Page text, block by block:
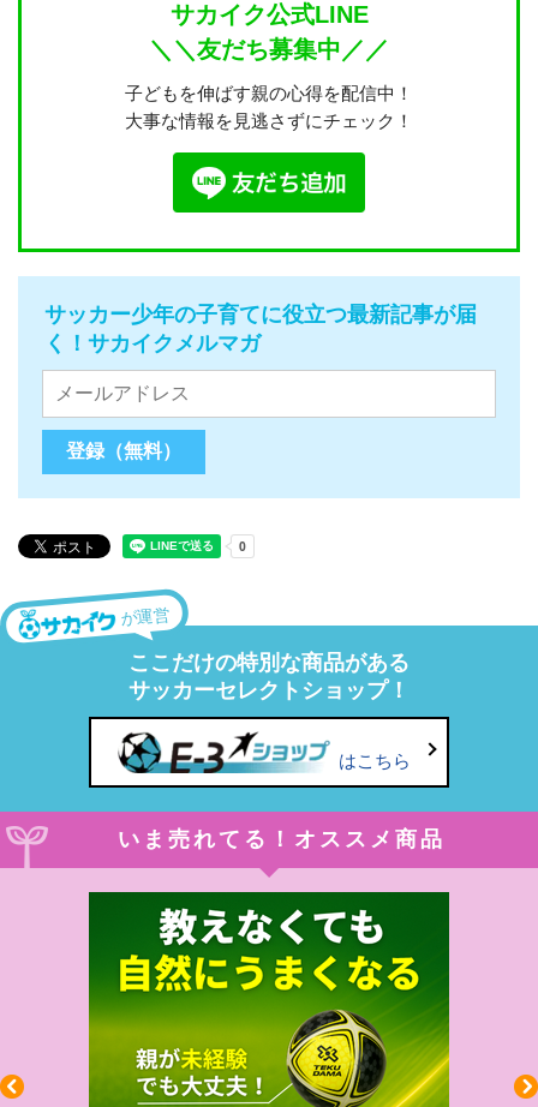
サカイク公式LINE
＼＼友だち募集中／／
子どもを伸ばす親の心得を配信中！
大事な情報を見逃さずにチェック！
サッカー少年の子育てに役立つ最新記事が届
く！サカイクメルマガ
が運営
ここだけの特別な商品がある
サッカーセレクトショップ！
はこちら
いま売れてる！オススメ商品